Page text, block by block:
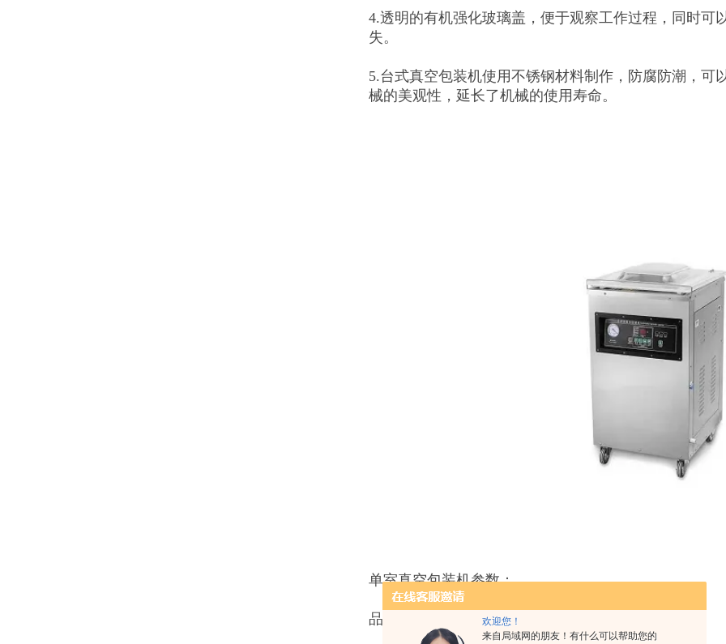
欢迎您！
来自局域网的朋友！有什么可以帮助您的
4.透明的有机强化玻璃盖，便于观察工作过程，同时可
失。
5.台式真空包装机使用不锈钢材料制作，防腐防潮，可
械的美观性，延长了机械的使用寿命。
单室真空包装机参数：
品名/规格：ZH-ZKJ-400